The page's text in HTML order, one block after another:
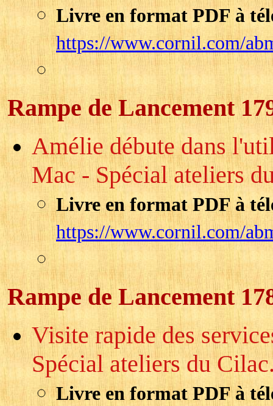
Livre en format PDF à
https://www.cornil.com/
Rampe de Lancement
Amélie débute dans
Mac - Spécial ateliers
Livre en format PDF à
https://www.cornil.com/
Rampe de Lancement
Visite rapide des
Spécial ateliers du
Livre en format PDF à